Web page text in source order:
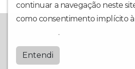
continuar a navegação neste
como consentimento implícito à
.
Entendi